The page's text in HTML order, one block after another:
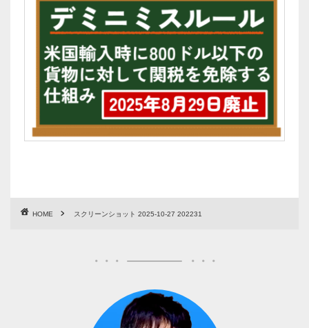
HOME スクリーンショット 2025-10-27 202231